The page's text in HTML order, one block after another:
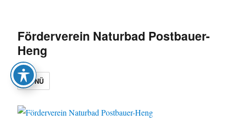
Förderverein Naturbad Postbauer-
Heng
MENÜ